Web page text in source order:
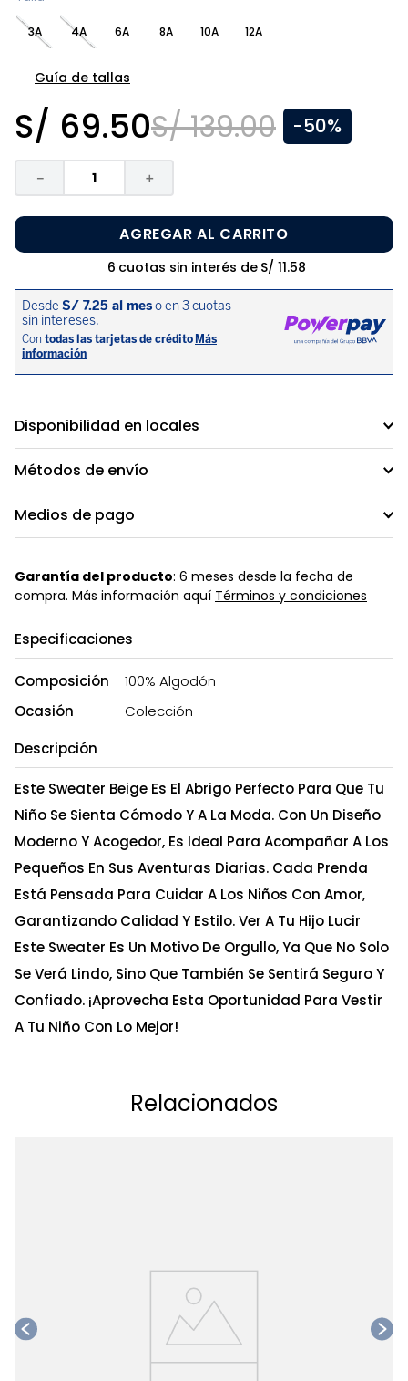
3A 4A 6A 8A 10A 12A
Guía de tallas
S/ 69.50S/ 139.00 -50%
＋
－
AGREGAR AL CARRITO
6 cuotas sin interés de S/ 11.58
Disponibilidad en locales
Métodos de envío
Medios de pago
Garantía del producto: 6 meses desde la fecha de
compra. Más información aquí Términos y condiciones
Especificaciones
Composición
100% Algodón
Ocasión
Colección
Descripción
Este Sweater Beige Es El Abrigo Perfecto Para Que Tu
Niño Se Sienta Cómodo Y A La Moda. Con Un Diseño
Moderno Y Acogedor, Es Ideal Para Acompañar A Los
Pequeños En Sus Aventuras Diarias. Cada Prenda
Está Pensada Para Cuidar A Los Niños Con Amor,
Garantizando Calidad Y Estilo. Ver A Tu Hijo Lucir
Este Sweater Es Un Motivo De Orgullo, Ya Que No Solo
Se Verá Lindo, Sino Que También Se Sentirá Seguro Y
Confiado. ¡Aprovecha Esta Oportunidad Para Vestir
A Tu Niño Con Lo Mejor!
Relacionados
pijama
sandalias niño